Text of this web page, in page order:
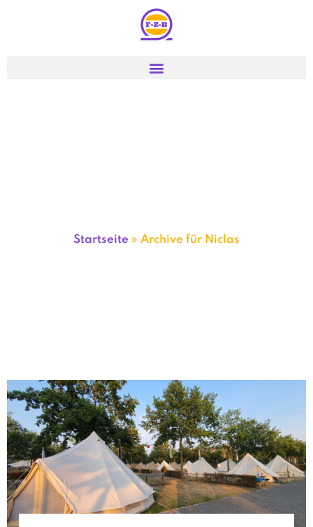
Startseite » Archive für Niclas